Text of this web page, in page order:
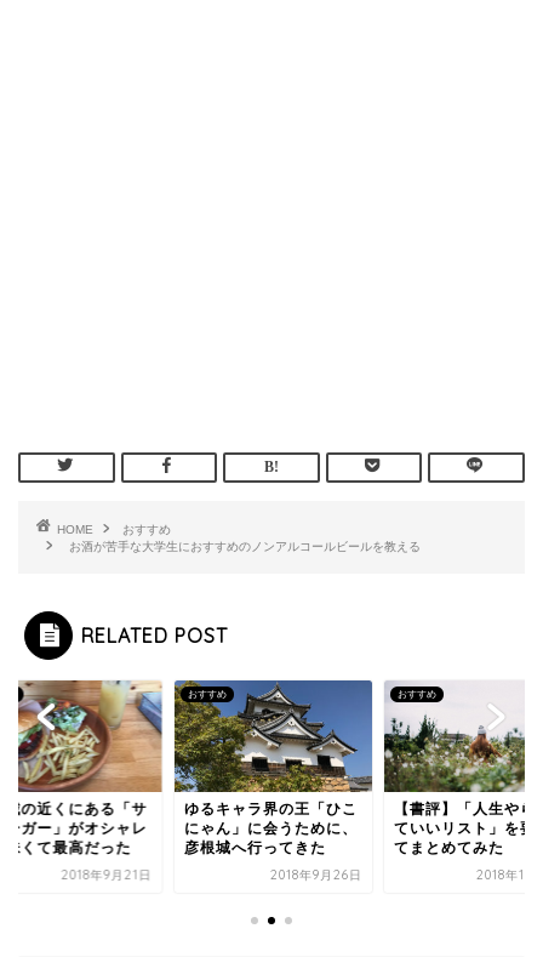
HOME
おすすめ
お酒が苦手な大学生におすすめのノンアルコールビールを教える
RELATED POST
キャラ界の王「ひこ
ん」に会うために、
城へ行ってきた
2018年9月26日
おすすめ
【書評】「人生やらなく
ていいリスト」を要約し
てまとめてみた
2018年10月10日
おすすめ
彦根城の近くにある
ンバーガー」がオシ
で美味くて最高だっ
2018年9